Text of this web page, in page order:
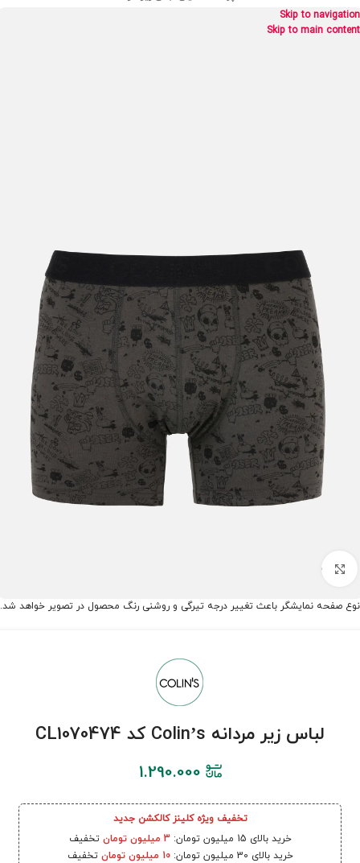
Skip to navigation
Skip to main content
برای بزرگنمایی کلیک کنید
نوع صفحه نمایشگر باعث تغییر درجه تیرگی و روشنی رنگ محصول در تصویر خواهد شد.
لباس زیر مردانه Colin’s کد CL1070474
1.290.000
تخفیف ویژه کلینز کالکشن جدید
خرید بالای 15 میلیون تومان:
3 میلیون تومان
تخفیف
خرید بالای 30 میلیون تومان:
10 میلیون تومان تخفیف